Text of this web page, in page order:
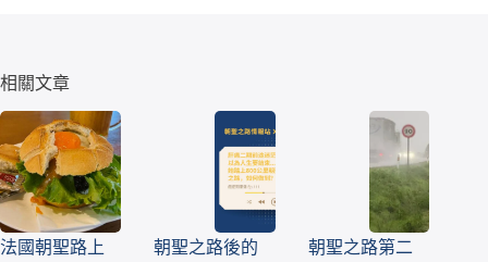
相關文章
法國朝聖路上
朝聖之路後的
朝聖之路第二